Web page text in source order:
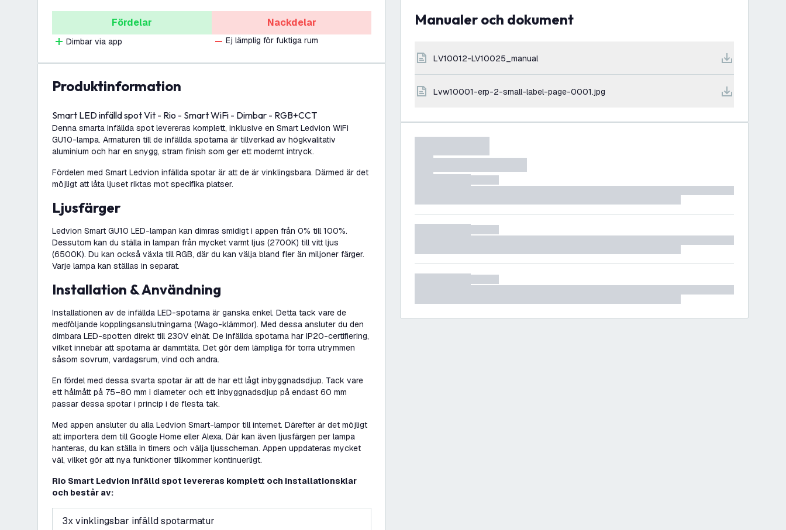
Fördelar
Dimbar via app
Nackdelar
Ej lämplig för fuktiga rum
produktinformation
Smart LED infälld spot Vit - Rio - Smart WiFi - Dimbar - RGB+CCT
Denna smarta infällda spot levereras komplett, inklusive en Smart Ledvion WiFi
GU10-lampa. Armaturen till de infällda spotarna är tillverkad av högkvalitativ
aluminium och har en snygg, stram finish som ger ett modernt intryck.
Fördelen med Smart Ledvion infällda spotar är att de är vinklingsbara. Därmed är det
möjligt att låta ljuset riktas mot specifika platser.
Ljusfärger
Ledvion Smart GU10 LED-lampan kan dimras smidigt i appen från 0% till 100%.
Dessutom kan du ställa in lampan från mycket varmt ljus (2700K) till vitt ljus
(6500K). Du kan också växla till RGB, där du kan välja bland fler än miljoner färger.
Varje lampa kan ställas in separat.
Installation & Användning
Installationen av de infällda LED-spotarna är ganska enkel. Detta tack vare de
medföljande kopplingsanslutningarna (Wago-klämmor). Med dessa ansluter du den
dimbara LED-spotten direkt till 230V elnät. De infällda spotarna har IP20-certifiering,
vilket innebär att spotarna är dammtäta. Det gör dem lämpliga för torra utrymmen
såsom sovrum, vardagsrum, vind och andra.
En fördel med dessa svarta spotar är att de har ett lågt inbyggnadsdjup. Tack vare
ett hålmått på 75–80 mm i diameter och ett inbyggnadsdjup på endast 60 mm
passar dessa spotar i princip i de flesta tak.
Med appen ansluter du alla Ledvion Smart-lampor till internet. Därefter är det möjligt
att importera dem till Google Home eller Alexa. Där kan även ljusfärgen per lampa
hanteras, du kan ställa in timers och välja ljusscheman. Appen uppdateras mycket
väl, vilket gör att nya funktioner tillkommer kontinuerligt.
Rio Smart Ledvion infälld spot levereras komplett och installationsklar
och består av:
3x vinklingsbar infälld spotarmatur
Manualer och dokument
LV10012-LV10025_manual
lvw10001-erp-2-small-label-page-0001.jpg